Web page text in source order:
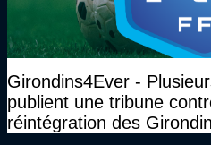
Girondins4Ever -
publient une tribune
réintégration des